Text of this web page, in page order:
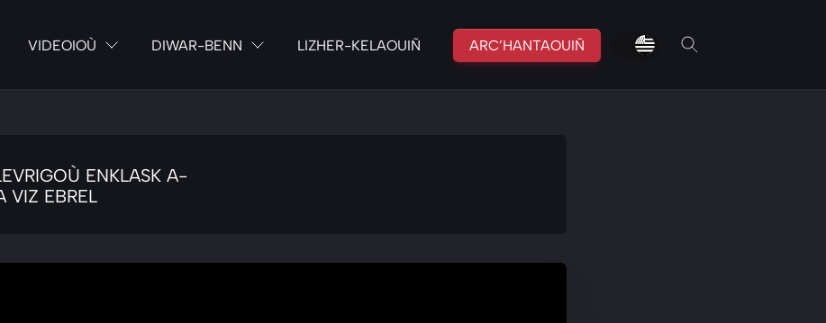
VIDEOIOÙ DIWAR-BENN LIZHER-KELAOUIÑ ARC’HANTAOUIÑ br
ENKLASK A-
VIZ EBREL